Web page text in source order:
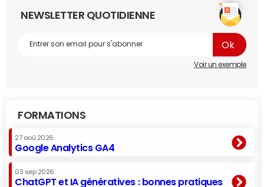
NEWSLETTER QUOTIDIENNE
Voir un exemple
FORMATIONS
27 aoû 2026
Google Analytics GA4
03 sep 2026
ChatGPT et IA génératives : bonnes pratiques